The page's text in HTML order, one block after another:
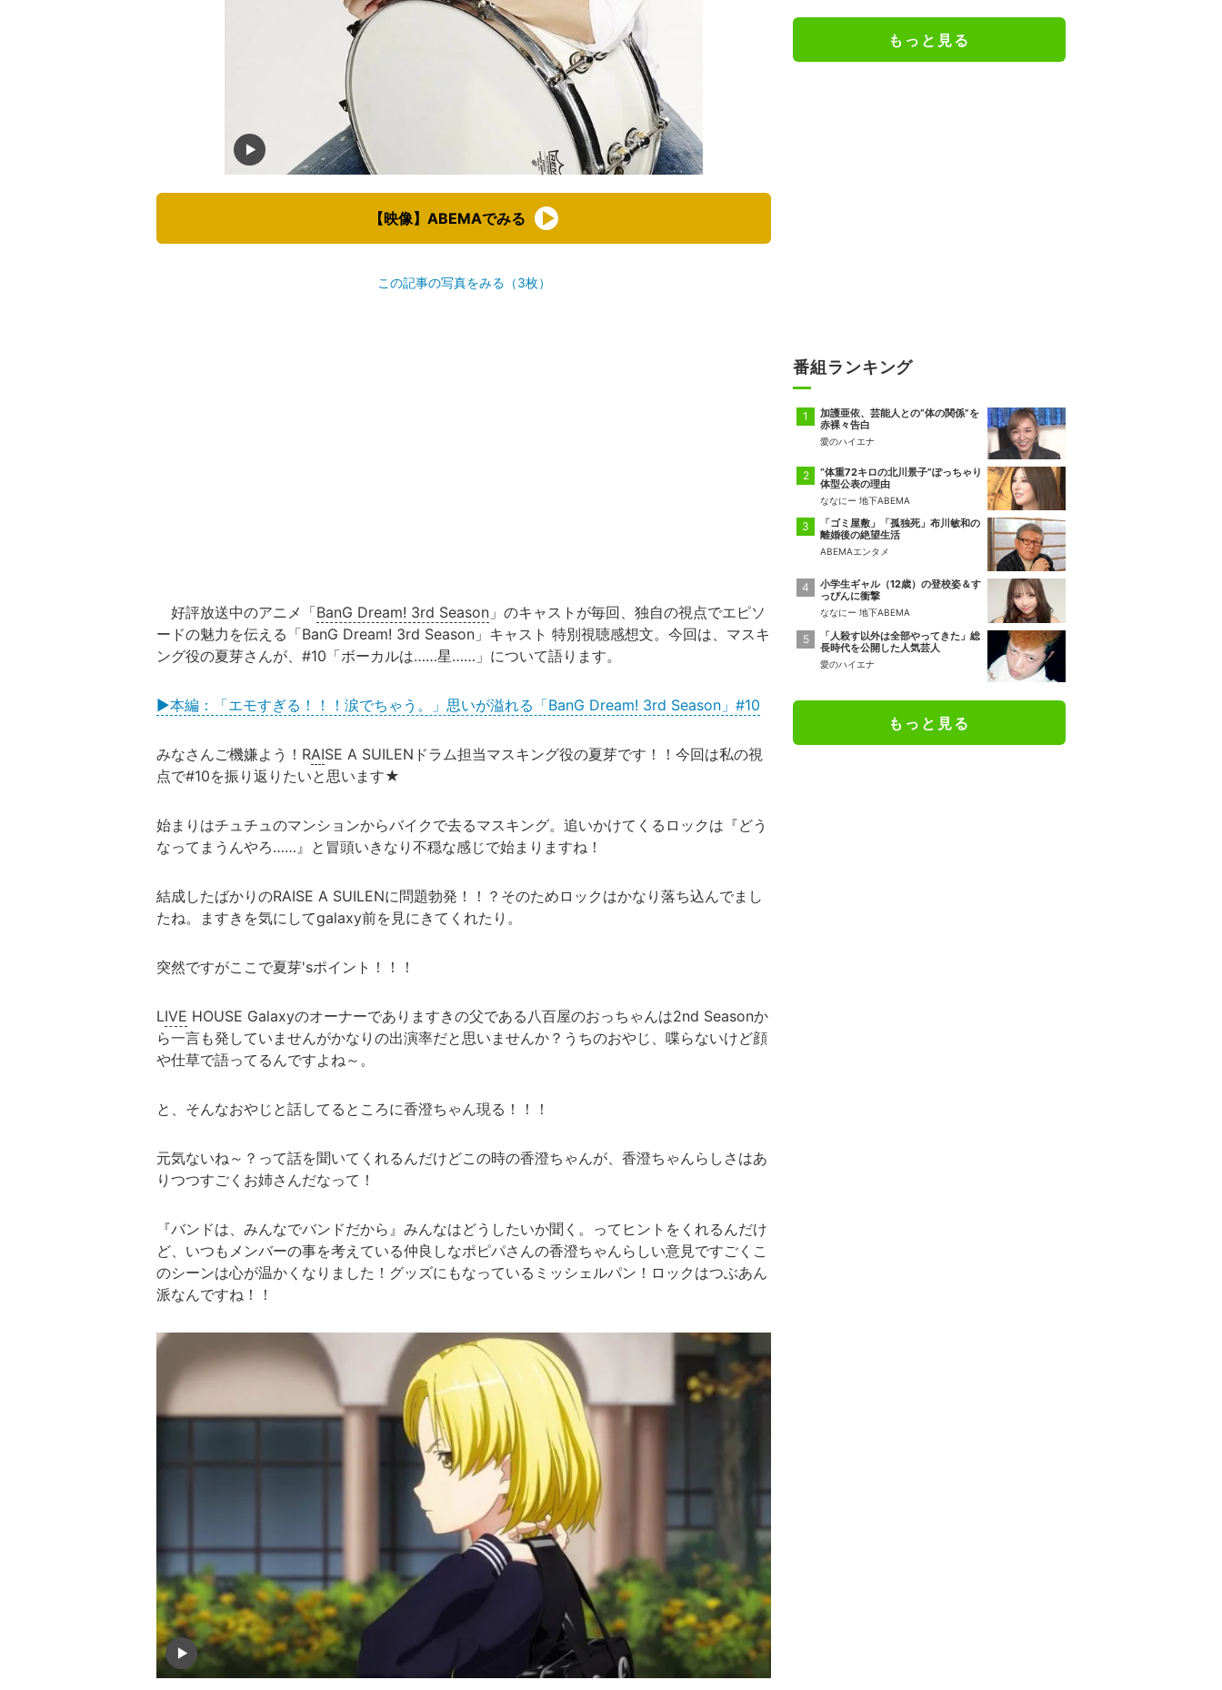
【映像】ABEMAでみる
この記事の写真をみる（3枚）
好評放送中のアニメ「BanG Dream! 3rd Season 」のキャストが毎回、独自の視点でエピソ
ードの魅力を伝える「BanG Dream! 3rd Season」キャスト 特別視聴感想文。今回は、マスキ
ング役の夏芽さんが、#10「ボーカルは……星……」について語ります。
▶本編：「エモすぎる！！！涙でちゃう。」思いが溢れる「BanG Dream! 3rd Season」#10
みなさんご機嫌よう！RAISE A SUILENドラム担当マスキング役の夏芽です！！今回は私の視
点で#10を振り返りたいと思います★
始まりはチュチュのマンションからバイクで去るマスキング。追いかけてくるロックは『どう
なってまうんやろ……』と冒頭いきなり不穏な感じで始まりますね！
結成したばかりのRAISE A SUILENに問題勃発！！？そのためロックはかなり落ち込んでまし
たね。ますきを気にしてgalaxy前を見にきてくれたり。
突然ですがここで夏芽'sポイント！！！
LIVE HOUSE Galaxyのオーナーでありますきの父である八百屋のおっちゃんは2nd Seasonか
ら一言も発していませんがかなりの出演率だと思いませんか？うちのおやじ、喋らないけど顔
や仕草で語ってるんですよね～。
と、そんなおやじと話してるところに香澄ちゃん現る！！！
元気ないね～？って話を聞いてくれるんだけどこの時の香澄ちゃんが、香澄ちゃんらしさはあ
りつつすごくお姉さんだなって！
『バンドは、みんなでバンドだから』みんなはどうしたいか聞く。ってヒントをくれるんだけ
ど、いつもメンバーの事を考えている仲良しなポピパさんの香澄ちゃんらしい意見ですごくこ
のシーンは心が温かくなりました！グッズにもなっているミッシェルパン！ロックはつぶあん
派なんですね！！
もっと見る
番組ランキング
加護亜依、芸能人との“体の関係”を
赤裸々告白
愛のハイエナ
“体重72キロの北川景子”ぽっちゃり
体型公表の理由
ななにー 地下ABEMA
「ゴミ屋敷」「孤独死」布川敏和の
離婚後の絶望生活
ABEMAエンタメ
小学生ギャル（12歳）の登校姿＆す
っぴんに衝撃
ななにー 地下ABEMA
「人殺す以外は全部やってきた」総
長時代を公開した人気芸人
愛のハイエナ
もっと見る